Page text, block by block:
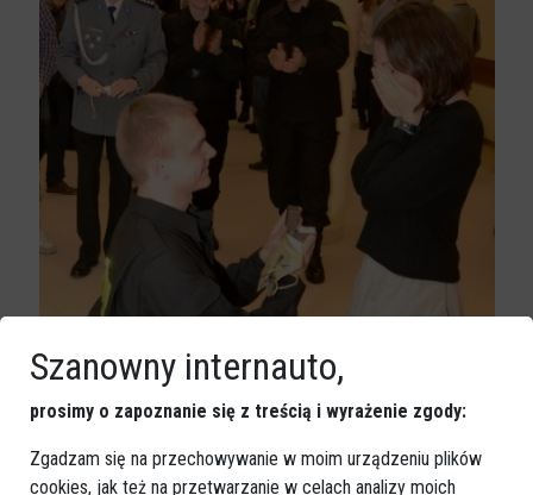
Szanowny internauto,
prosimy o zapoznanie się z treścią i wyrażenie zgody:
Zgadzam się na przechowywanie w moim urządzeniu plików
cookies, jak też na przetwarzanie w celach analizy moich